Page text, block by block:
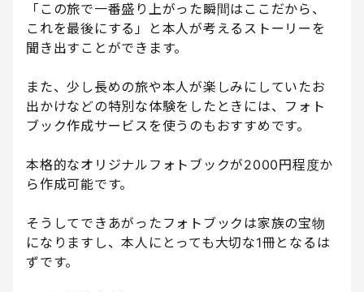
「この旅で一番盛り上がった瞬間はここだから、
これを最後にする」と本人が考えるストーリーを
聞き出すことができます。
また、少し長めの旅や本人が楽しみにしていたお
出かけなどの特別な体験をしたときには、フォト
ブック作成サービスを使うのもおすすめです。
本格的なオリジナルフォトブックが2000円程度か
ら作成可能です。
そうしてできあがったフォトブックは家族の宝物
になりますし、本人にとっても大切な1冊となるは
ずです。